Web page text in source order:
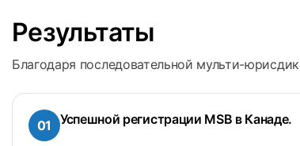
Результаты
Благодаря последовательной мульти-
Успешной регистрации MSB в Канаде.